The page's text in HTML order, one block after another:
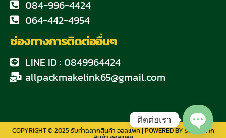
084-996-4424
064-442-4954
ช่องทางการติดต่ออื่นๆ
LINE ID : 0849964424
allpackmakelink65@gmail.com
COPYRIGHT © 2025 รับทำฉลากสินค้า ออลแพค | POWERED BY รับทำฉลาก
ติดต่อเรา